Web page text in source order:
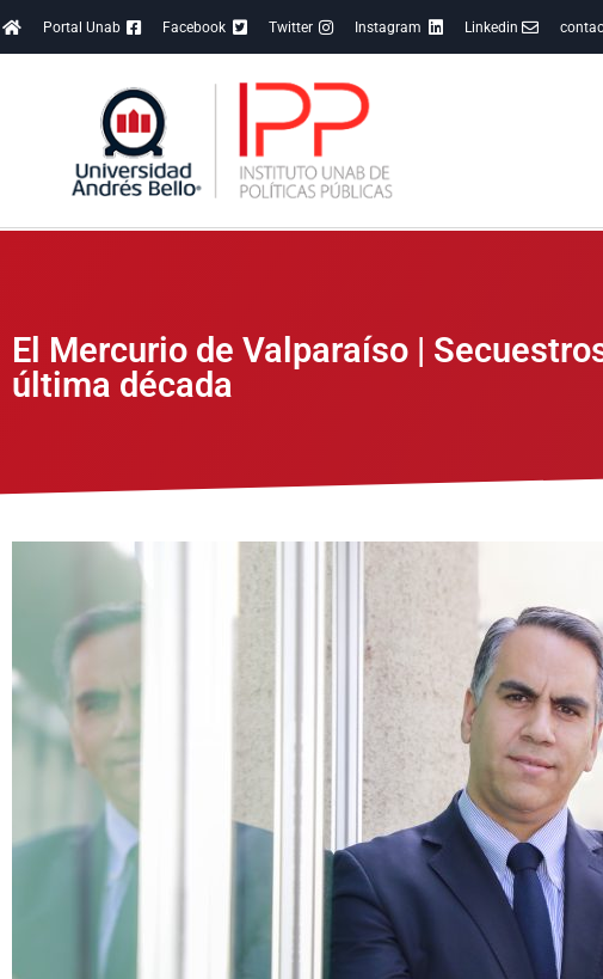
Portal Unab Facebook Twitter Instagram Linkedin
El Mercurio de Valparaíso |
última década